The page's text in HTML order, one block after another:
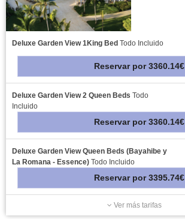
Deluxe Garden View 1King Bed Todo Incluido
Reservar por 3360.14€
Deluxe Garden View 2 Queen Beds Todo
Incluido
Reservar por 3360.14€
Deluxe Garden View Queen Beds (Bayahibe y
La Romana - Essence) Todo Incluido
Reservar por 3395.74€
Ver más tarifas